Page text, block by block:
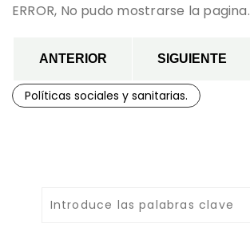
ERROR, No pudo mostrarse la pagina.
ANTERIOR SIGUIENTE
Políticas sociales y sanitarias.